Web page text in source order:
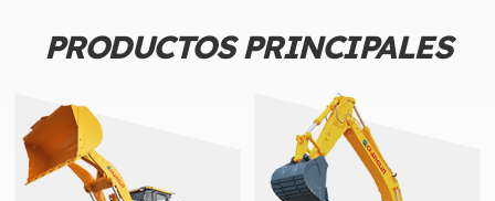
PRODUCTOS PRINCIPALES